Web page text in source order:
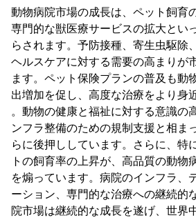
動物病院市場の成長は、ペット飼育
専門的な獣医療サービスの拡大とい
らされます。予防接種、寄生虫駆除
ヘルスケアに対する需要の高まりが
ます。ペット保険プランの普及も動
出増加を促し、高度な治療をより身
。動物の健康と福祉に対する意識の
ンフラ整備のための規制支援と相ま
らに後押ししています。さらに、特
トの飼育率の上昇が、高品質の動物
を煽っています。病院のインフラ、
ーション、専門的な治療への継続的
院市場は継続的な成長を遂げ、世界